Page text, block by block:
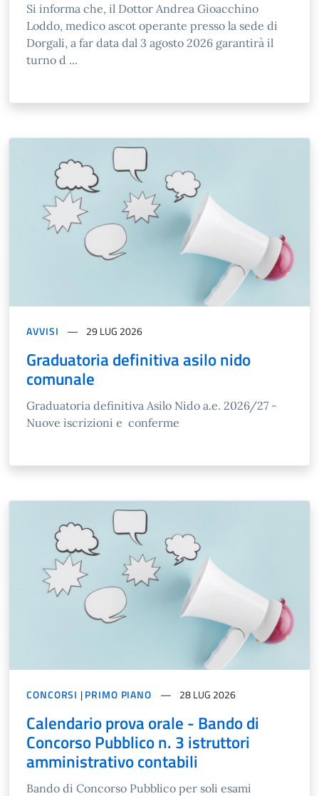
Si informa che, il Dottor Andrea Gioacchino
Loddo, medico ascot operante presso la sede di
Dorgali, a far data dal 3 agosto 2026 garantirà il
turno d ...
AVVISI 29 LUG 2026
Graduatoria definitiva asilo nido
comunale
Graduatoria definitiva Asilo Nido a.e. 2026/27 -
Nuove iscrizioni e conferme
CONCORSI |PRIMO PIANO 28 LUG 2026
Calendario prova orale - Bando di
Concorso Pubblico n. 3 istruttori
amministrativo contabili
Bando di Concorso Pubblico per soli esami